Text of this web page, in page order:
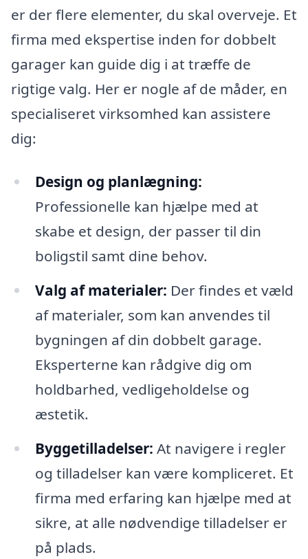
er der flere elementer, du skal overveje. Et
firma med ekspertise inden for dobbelt
garager kan guide dig i at træffe de
rigtige valg. Her er nogle af de måder, en
specialiseret virksomhed kan assistere
dig:
Design og planlægning:
Professionelle kan hjælpe med at
skabe et design, der passer til din
boligstil samt dine behov.
Valg af materialer: Der findes et væld
af materialer, som kan anvendes til
bygningen af din dobbelt garage.
Eksperterne kan rådgive dig om
holdbarhed, vedligeholdelse og
æstetik.
Byggetilladelser: At navigere i regler
og tilladelser kan være kompliceret. Et
firma med erfaring kan hjælpe med at
sikre, at alle nødvendige tilladelser er
på plads.